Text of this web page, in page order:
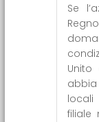
Se
filiale